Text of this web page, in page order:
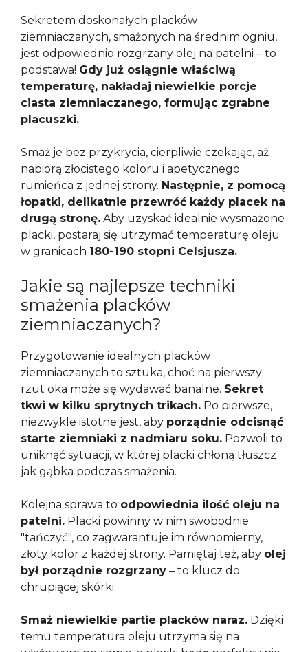
Sekretem doskonałych placków
ziemniaczanych, smażonych na średnim ogniu,
jest odpowiednio rozgrzany olej na patelni – to
podstawa! Gdy już osiągnie właściwą
temperaturę, nakładaj niewielkie porcje
ciasta ziemniaczanego, formując zgrabne
placuszki.
Smaż je bez przykrycia, cierpliwie czekając, aż
nabiorą złocistego koloru i apetycznego
rumieńca z jednej strony. Następnie, z pomocą
łopatki, delikatnie przewróć każdy placek na
drugą stronę. Aby uzyskać idealnie wysmażone
placki, postaraj się utrzymać temperaturę oleju
w granicach 180-190 stopni Celsjusza.
Jakie są najlepsze techniki
smażenia placków
ziemniaczanych?
Przygotowanie idealnych placków
ziemniaczanych to sztuka, choć na pierwszy
rzut oka może się wydawać banalne. Sekret
tkwi w kilku sprytnych trikach. Po pierwsze,
niezwykle istotne jest, aby porządnie odcisnąć
starte ziemniaki z nadmiaru soku. Pozwoli to
uniknąć sytuacji, w której placki chłoną tłuszcz
jak gąbka podczas smażenia.
Kolejna sprawa to odpowiednia ilość oleju na
patelni. Placki powinny w nim swobodnie
"tańczyć", co zagwarantuje im równomierny,
złoty kolor z każdej strony. Pamiętaj też, aby olej
był porządnie rozgrzany – to klucz do
chrupiącej skórki.
Smaż niewielkie partie placków naraz. Dzięki
temu temperatura oleju utrzyma się na